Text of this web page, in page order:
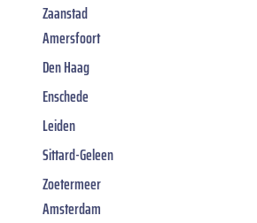
Zaanstad
Amersfoort
Den Haag
Enschede
Leiden
Sittard-Geleen
Zoetermeer
Amsterdam